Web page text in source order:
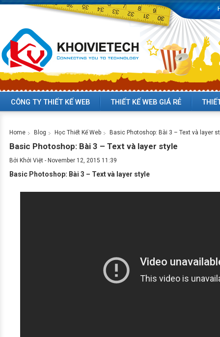
CÔNG TY THIẾT KẾ WEB THIẾT KẾ WEB GIÁ RẺ
Home Blog Học Thiết Kế Web Basic Photoshop: Bài 3 – Text và layer
Basic Photoshop: Bài 3 – Text và layer style
Bởi Khởi Việt - November 12, 2015 11:39
Basic Photoshop: Bài 3 – Text và layer style